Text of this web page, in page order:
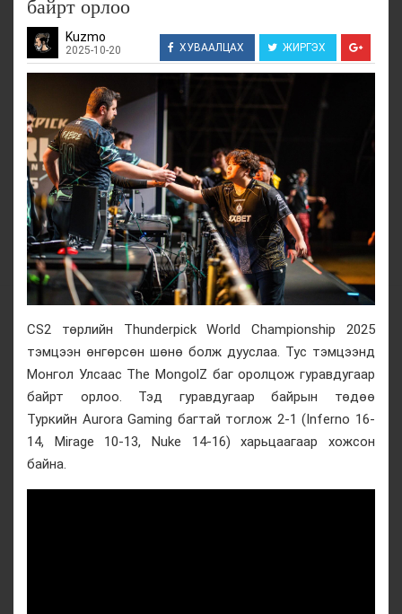
байрт орлоо
Kuzmo
2025-10-20 ХУВААЛЦАХ ЖИРГЭХ
CS2 төрлийн Thunderpick World Championship 2025
тэмцээн өнгөрсөн шөнө болж дууслаа. Тус тэмцээнд
Монгол Улсаас The MongolZ баг оролцож гуравдугаар
байрт орлоо. Тэд гуравдугаар байрын төдөө
Туркийн Aurora Gaming багтай тоглож 2-1 (Inferno 16-
14, Mirage 10-13, Nuke 14-16) харьцаагаар хожсон
байна.